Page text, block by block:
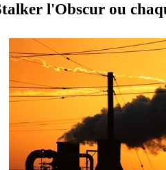
l'Obscur ou